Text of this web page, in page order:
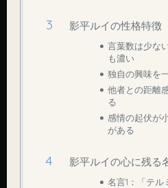
影平ルイの性格特徴
言葉数は少な
も濃い
独自の興味を
他者との距離
る
感情の起伏が
がある
影平ルイの心に残る
名言1：「テル